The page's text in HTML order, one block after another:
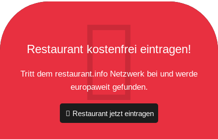
Restaurant kostenfrei eintragen!
Tritt dem restaurant.info Netzwerk bei und werde
europaweit gefunden.
Restaurant jetzt eintragen